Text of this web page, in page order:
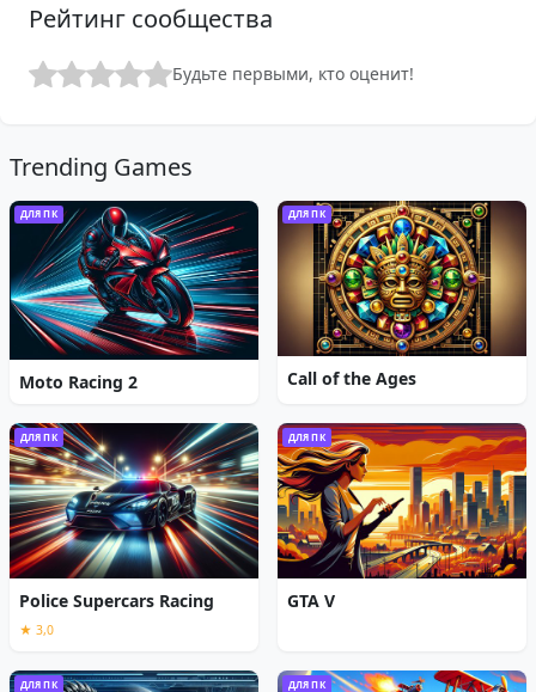
Рейтинг сообщества
Будьте первыми, кто оценит!
Trending Games
ДЛЯ ПК
Moto Racing 2
ДЛЯ ПК
Call of the Ages
ДЛЯ ПК
Police Supercars Racing
★ 3,0
ДЛЯ ПК
GTA V
ДЛЯ ПК ДЛЯ ПК